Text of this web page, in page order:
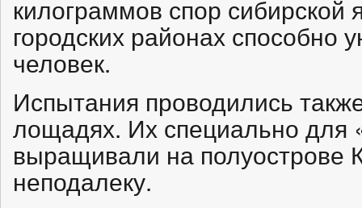
килограммов спор сибирской
городских районах способно
человек.
Испытания проводились
лощадях. Их специально для
выращивали на полуострове
неподалеку.